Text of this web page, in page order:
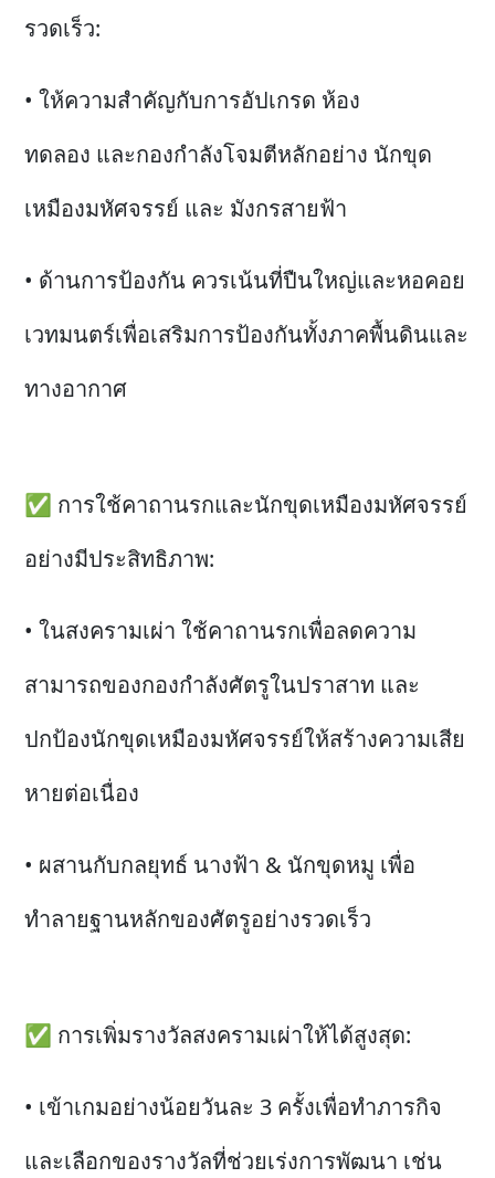
รวดเร็ว:
• ให้ความสำคัญกับการอัปเกรด ห้อง
ทดลอง และกองกำลังโจมตีหลักอย่าง นักขุด
เหมืองมหัศจรรย์ และ มังกรสายฟ้า
• ด้านการป้องกัน ควรเน้นที่ปืนใหญ่และหอคอย
เวทมนตร์เพื่อเสริมการป้องกันทั้งภาคพื้นดินและ
ทางอากาศ
✅ การใช้คาถานรกและนักขุดเหมืองมหัศจรรย์
อย่างมีประสิทธิภาพ:
• ในสงครามเผ่า ใช้คาถานรกเพื่อลดความ
สามารถของกองกำลังศัตรูในปราสาท และ
ปกป้องนักขุดเหมืองมหัศจรรย์ให้สร้างความเสีย
หายต่อเนื่อง
• ผสานกับกลยุทธ์ นางฟ้า & นักขุดหมู เพื่อ
ทำลายฐานหลักของศัตรูอย่างรวดเร็ว
✅ การเพิ่มรางวัลสงครามเผ่าให้ได้สูงสุด:
• เข้าเกมอย่างน้อยวันละ 3 ครั้งเพื่อทำภารกิจ
และเลือกของรางวัลที่ช่วยเร่งการพัฒนา เช่น